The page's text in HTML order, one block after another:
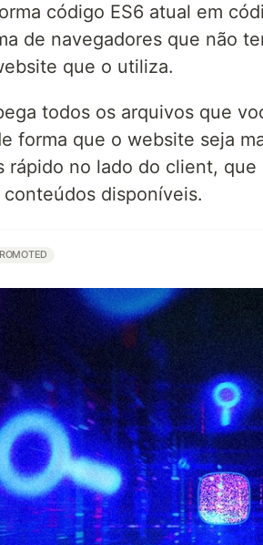
código ES6 atual em
de navegadores que não
que o utiliza.
todos os arquivos que
forma que o website seja
rápido no lado do client,
conteúdos disponíveis.